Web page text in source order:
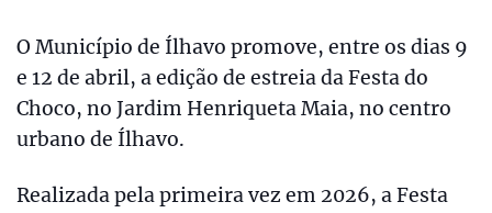
O Município de Ílhavo promove, entre os dias 9
e 12 de abril, a edição de estreia da Festa do
Choco, no Jardim Henriqueta Maia, no centro
urbano de Ílhavo.
Realizada pela primeira vez em 2026, a Festa